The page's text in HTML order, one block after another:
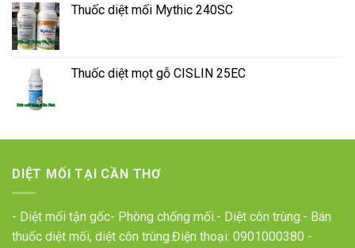
Thuốc diệt mối Mythic 240SC
Thuốc diệt mọt gỗ CISLIN 25EC
DIỆT MỐI TẠI CẦN THƠ
- Diệt mối tận gốc- Phòng chống mối.- Diệt côn trùng.- Bán
thuốc diệt mối, diệt côn trùng.Điện thoại: 0901000380 -